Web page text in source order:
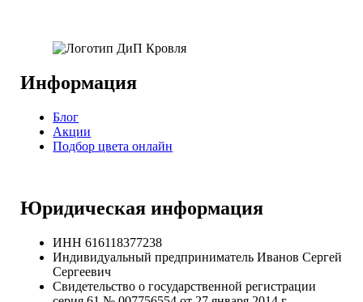
Информация
Блог
Акции
Подбор цвета онлайн
Юридическая информация
ИНН 616118377238
Индивидуальный предприниматель Иванов Сергей
Сергеевич
Свидетельство о государственной регистрации